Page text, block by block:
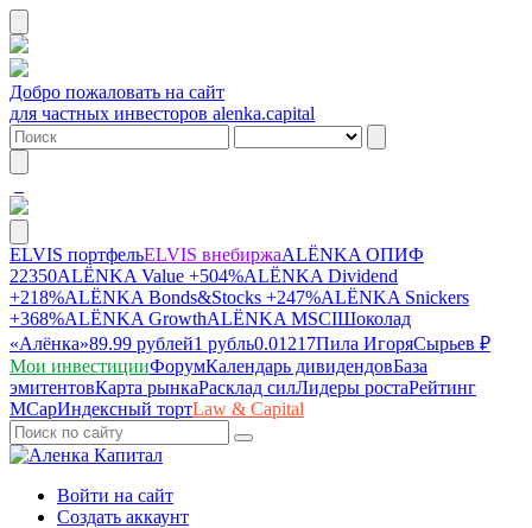
Добро пожаловать на сайт
для частных инвесторов alenka.capital
ELVIS портфельELVIS внебиржаALЁNKA ОПИФ
22350ALЁNKA Value +504%ALЁNKA Dividend
+218%ALЁNKA Bonds&Stocks +247%ALЁNKA Snickers
+368%ALЁNKA GrowthALЁNKA MSCIШоколад
«Алёнка»89.99 рублей1 рубль0.01217Пила ИгоряСырьев ₽
Мои инвестицииФорумКалендарь дивидендовБаза
эмитентовКарта рынкаРасклад силЛидеры ростаРейтинг
MCapИндексный тортLaw & Capital
Войти на сайт
Создать аккаунт